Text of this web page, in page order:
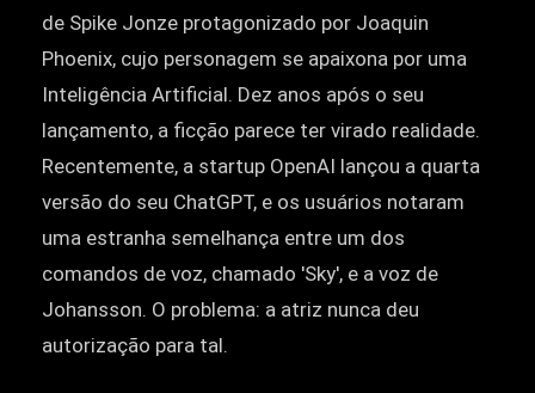
de Spike Jonze protagonizado por Joaquin
Phoenix, cujo personagem se apaixona por uma
Inteligência Artificial. Dez anos após o seu
lançamento, a ficção parece ter virado realidade.
Recentemente, a startup OpenAI lançou a quarta
versão do seu ChatGPT, e os usuários notaram
uma estranha semelhança entre um dos
comandos de voz, chamado 'Sky', e a voz de
Johansson. O problema: a atriz nunca deu
autorização para tal.